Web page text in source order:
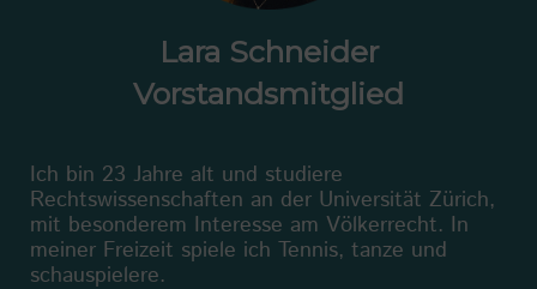
Lara Schneider
Vorstandsmitglied
Ich bin 23 Jahre alt und studiere
Rechtswissenschaften an der Universität Zürich,
mit besonderem Interesse am Völkerrecht. In
meiner Freizeit spiele ich Tennis, tanze und
schauspielere.